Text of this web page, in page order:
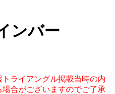
ンバー
ライアングル掲載当時の内
合がございますのでご了承